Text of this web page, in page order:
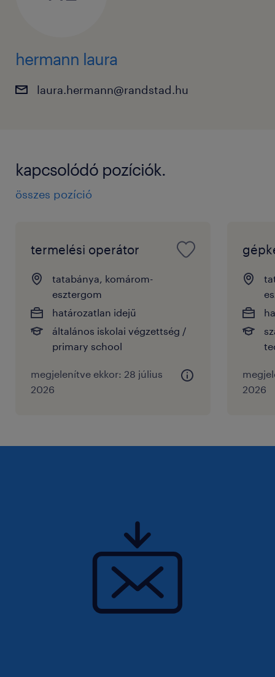
hermann laura
laura.hermann@randstad.hu
kapcsolódó pozíciók.
összes pozíció
termelési operátor
tatabánya, komárom-
esztergom
határozatlan idejű
általános iskolai végzettség /
primary school
megjelenítve ekkor: 28 július
2026
2026